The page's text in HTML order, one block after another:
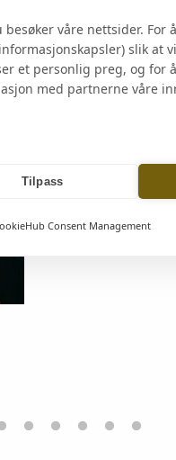
våre nettsider. For
slik at
et personlig preg, og for
med partnerne våre
Tilpass
Consent Management